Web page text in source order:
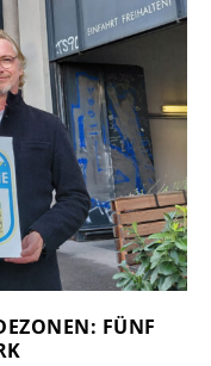
FÜNF